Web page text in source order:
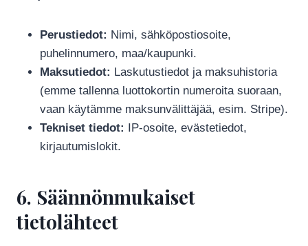
Perustiedot: Nimi, sähköpostiosoite,
puhelinnumero, maa/kaupunki.
Maksutiedot: Laskutustiedot ja maksuhistoria
(emme tallenna luottokortin numeroita suoraan,
vaan käytämme maksunvälittäjää, esim. Stripe).
Tekniset tiedot: IP-osoite, evästetiedot,
kirjautumislokit.
6. Säännönmukaiset
tietolähteet